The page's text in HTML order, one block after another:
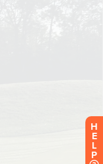
H
E
L
P